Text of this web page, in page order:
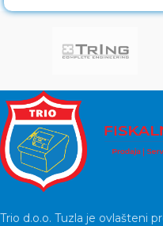
PCIe 4.0 SSD, 980 PRO
Trio d.o.o. Tuzla je ovlašteni